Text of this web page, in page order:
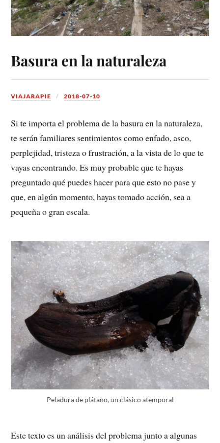
Basura en la naturaleza
VIAJARAPIE 2018-07-10
Si te importa el problema de la basura en la naturaleza,
te serán familiares sentimientos como enfado, asco,
perplejidad, tristeza o frustración, a la vista de lo que te
vayas encontrando. Es muy probable que te hayas
preguntado qué puedes hacer para que esto no pase y
que, en algún momento, hayas tomado acción, sea a
pequeña o gran escala.
Peladura de plátano, un clásico atemporal
Este texto es un análisis del problema junto a algunas